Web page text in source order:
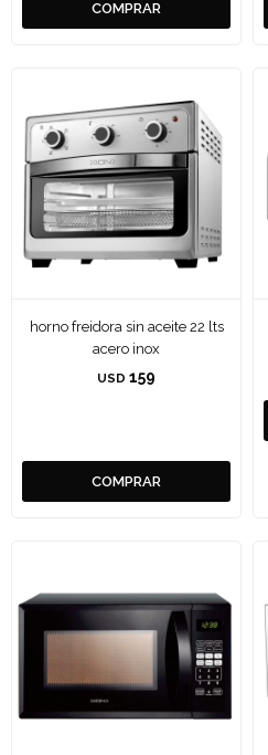
horno freidora sin aceite 22 lts
acero inox
USD 159